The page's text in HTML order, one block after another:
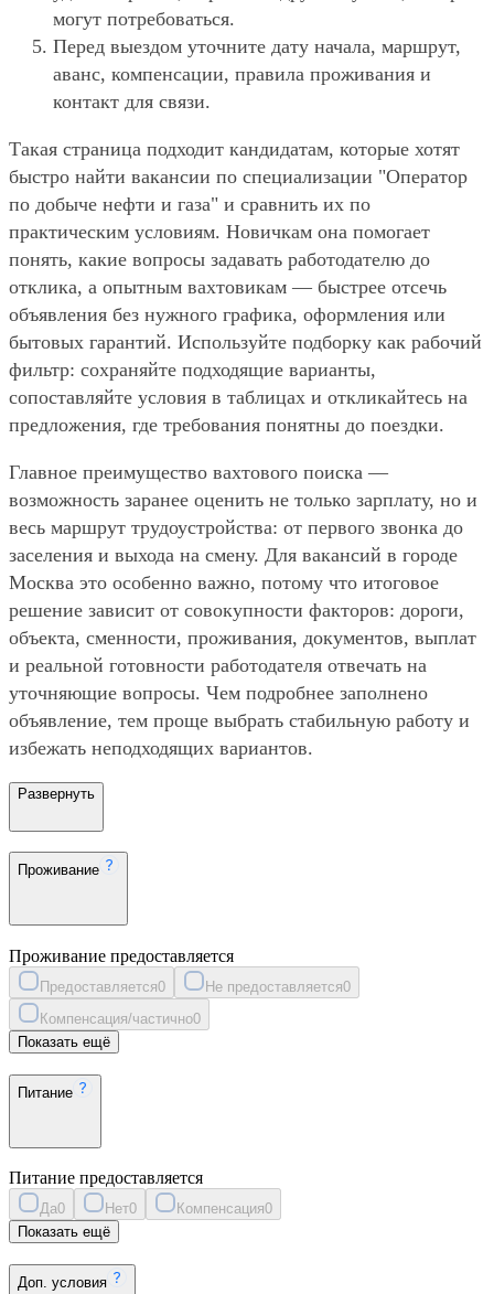
могут потребоваться.
Перед выездом уточните дату начала, маршрут,
аванс, компенсации, правила проживания и
контакт для связи.
Такая страница подходит кандидатам, которые хотят
быстро найти вакансии по специализации "Оператор
по добыче нефти и газа" и сравнить их по
практическим условиям. Новичкам она помогает
понять, какие вопросы задавать работодателю до
отклика, а опытным вахтовикам — быстрее отсечь
объявления без нужного графика, оформления или
бытовых гарантий. Используйте подборку как рабочий
фильтр: сохраняйте подходящие варианты,
сопоставляйте условия в таблицах и откликайтесь на
предложения, где требования понятны до поездки.
Главное преимущество вахтового поиска —
возможность заранее оценить не только зарплату, но и
весь маршрут трудоустройства: от первого звонка до
заселения и выхода на смену. Для вакансий в городе
Москва это особенно важно, потому что итоговое
решение зависит от совокупности факторов: дороги,
объекта, сменности, проживания, документов, выплат
и реальной готовности работодателя отвечать на
уточняющие вопросы. Чем подробнее заполнено
объявление, тем проще выбрать стабильную работу и
избежать неподходящих вариантов.
Развернуть
Проживание
Проживание предоставляется
Предоставляется0 Не предоставляется0
Компенсация/частично0
Показать ещё
Питание
Питание предоставляется
Да0 Нет0 Компенсация0
Показать ещё
Доп. условия